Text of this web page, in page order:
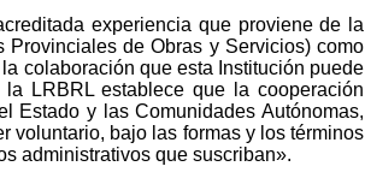
experiencia que proviene de la
de Obras y Servicios) como
colaboración que esta Institución puede
LRBRL establece que la cooperación
Estado y las Comunidades Autónomas,
voluntario, bajo las formas y los términos
administrativos que suscriban».